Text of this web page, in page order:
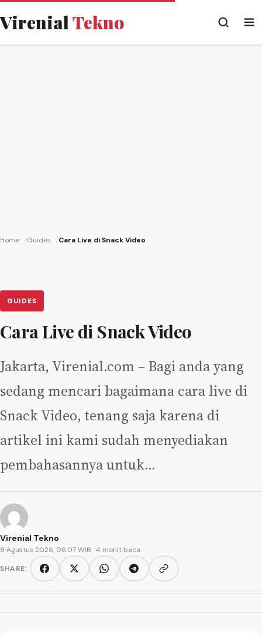
VirenialTekno
Home Guides Cara Live di Snack Video
GUIDES
Cara Live di Snack Video
Jakarta, Virenial.com – Bagi anda yang
sedang mencari bagaimana cara live di
Snack Video, tenang saja karena di
artikel ini kami sudah menyediakan
pembahasannya untuk…
Virenial Tekno
8 Agustus 2026, 06:07 WIB · 4 menit baca
SHARE:
FacebookTwitter/XWhatsAppTelegramCopy link